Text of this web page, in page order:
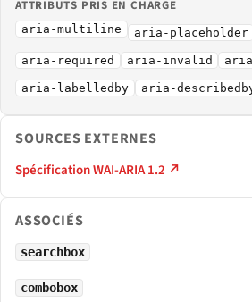
ATTRIBUTS PRIS EN CHARGE
aria-multiline aria-placeholder
aria-required aria-invalid
aria-labelledby aria-
SOURCES EXTERNES
Spécification WAI-ARIA 1.2 ↗
ASSOCIÉS
searchbox
combobox